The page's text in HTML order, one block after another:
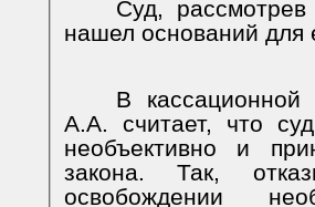
Суд,
нашел оснований для
В
А.А. считает, что
необъективно и
закона. Так,
освобождении